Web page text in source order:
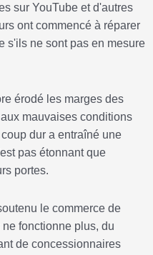
sur YouTube et d'autres
ont commencé à réparer
s'ils ne sont pas en mesure
érodé les marges des
mauvaises conditions
dur a entraîné une
pas étonnant que
portes.
le commerce de
fonctionne plus, du
de concessionnaires